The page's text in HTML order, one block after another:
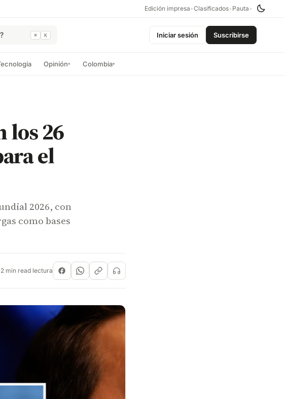
Edición impresa •Clasificados• Pauta •
⌘ K Iniciar sesión Suscribirse
Opinión▾ Colombia▾
los 26
el
2026, con
como bases
2 min read lectura